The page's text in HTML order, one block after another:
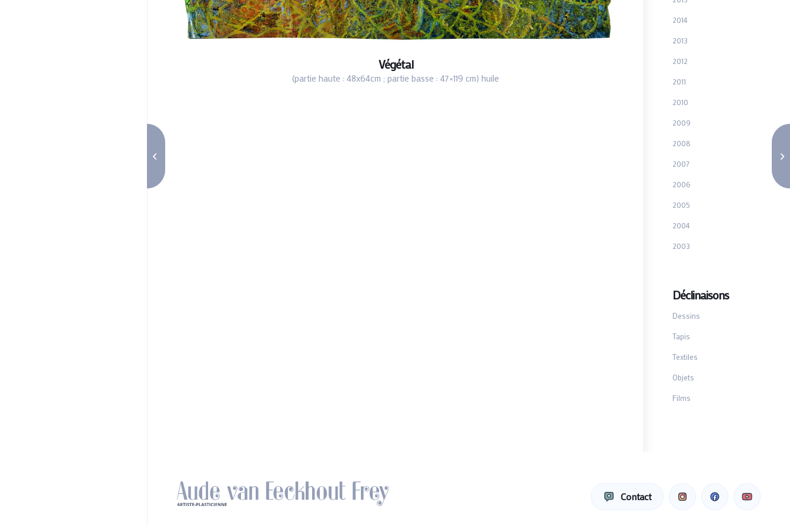
Végétal
(partie haute : 48x64cm ; partie basse : 47×119 cm) huile
2014
2013
2012
2011
2010
2009
2008
2007
2006
2005
2004
2003
Déclinaisons
Dessins
Tapis
Textiles
Objets
Films
Contact